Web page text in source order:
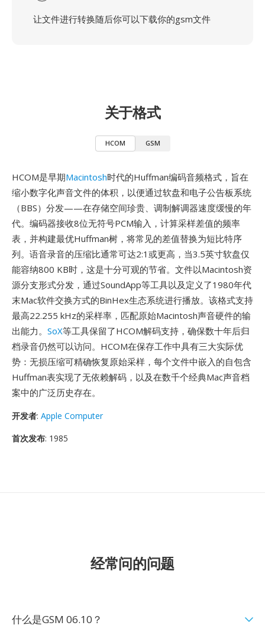
让文件进行转换随后你可以下载你的gsm文件
关于格式
HCOM GSM
HCOM是早期Macintosh时代的Huffman编码音频格式，旨在
缩小数字化声音文件的体积，以便通过软盘和电子公告板系统
（BBS）分发——在存储空间珍贵、调制解调器速度缓慢的年
代。编码器接收8位无符号PCM输入，计算采样差值的频率
表，并构建最优Huffman树，将常见的差值替换为短比特序
列。语音录音的压缩比通常可达2:1或更高，当3.5英寸软盘仅
能容纳800 KB时，这是十分可观的节省。文件以Macintosh资
源分支形式分发，通过SoundApp等工具以及定义了1980年代
末Mac软件交换方式的BinHex生态系统进行播放。该格式支持
最高22.255 kHz的采样率，匹配原始Macintosh声音硬件的输
出能力。 SoX等工具保留了HCOM解码支持，确保数十年后归
档录音仍然可以访问。HCOM在保存工作中具有三大实际优
势：无损压缩可精确恢复原始采样，每个文件中嵌入的自包含
Huffman表实现了无依赖解码，以及在数千个经典Mac声音档
案中的广泛历史存在。
开发者: Apple Computer
首次发布: 1985
经常问的问题
什么是GSM 06.10？